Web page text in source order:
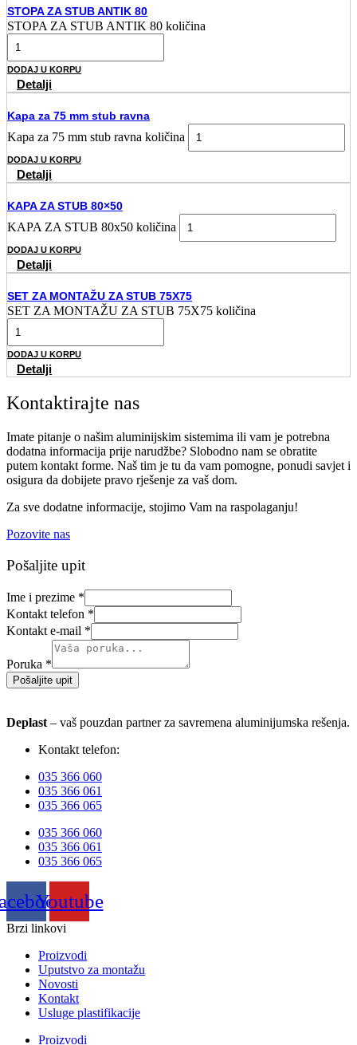
STOPA ZA STUB ANTIK 80
STOPA ZA STUB ANTIK 80 količina
DODAJ U KORPU
Detalji
Kapa za 75 mm stub ravna
Kapa za 75 mm stub ravna količina
DODAJ U KORPU
Detalji
KAPA ZA STUB 80×50
KAPA ZA STUB 80x50 količina
DODAJ U KORPU
Detalji
SET ZA MONTAŽU ZA STUB 75X75
SET ZA MONTAŽU ZA STUB 75X75 količina
DODAJ U KORPU
Detalji
Kontaktirajte nas
Imate pitanje o našim aluminijskim sistemima ili vam je potrebna
dodatna informacija prije narudžbe? Slobodno nam se obratite
putem kontakt forme. Naš tim je tu da vam pomogne, ponudi savjet i
osigura da dobijete pravo rješenje za vaš dom.
Za sve dodatne informacije, stojimo Vam na raspolaganju!
Pozovite nas
Pošaljite upit
Ime i prezime *
Kontakt telefon *
Kontakt e-mail *
Poruka *
Pošaljite upit
Deplast – vaš pouzdan partner za savremena aluminijumska rešenja.
Kontakt telefon:
035 366 060
035 366 061
035 366 065
035 366 060
035 366 061
035 366 065
Youtube
Brzi linkovi
Proizvodi
Uputstvo za montažu
Novosti
Kontakt
Usluge plastifikacije
Proizvodi